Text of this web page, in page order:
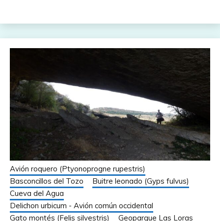
Avión roquero (Ptyonoprogne rupestris)
Basconcillos del Tozo
Buitre leonado (Gyps fulvus)
Cueva del Agua
Delichon urbicum - Avión común occidental
Gato montés (Felis silvestris)
Geoparque Las Loras